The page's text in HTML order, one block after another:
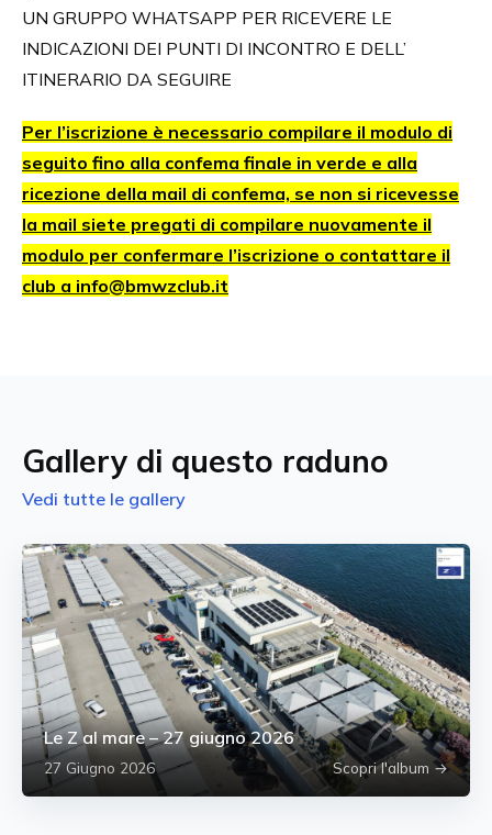
UN GRUPPO WHATSAPP PER RICEVERE LE
INDICAZIONI DEI PUNTI DI INCONTRO E DELL’
ITINERARIO DA SEGUIRE
Per l’iscrizione è necessario compilare il modulo di
seguito fino alla confema finale in verde e alla
ricezione della mail di confema, se non si ricevesse
la mail siete pregati di compilare nuovamente il
modulo per confermare l’iscrizione o contattare il
club a info@bmwzclub.it
Gallery di questo raduno
Vedi tutte le gallery
Le Z al mare – 27 giugno 2026
27 Giugno 2026 Scopri l'album →